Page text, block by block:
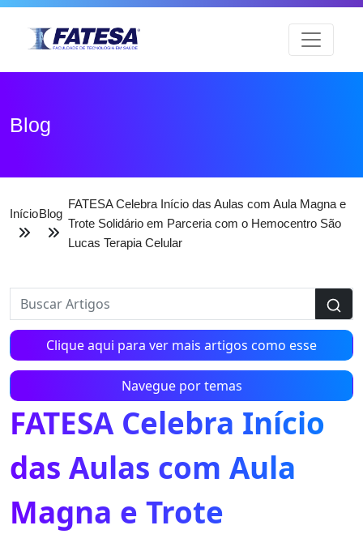
Blog
InícioBlog
FATESA Celebra Início das Aulas com Aula Magna e
Trote Solidário em Parceria com o Hemocentro São
Lucas Terapia Celular
Clique aqui para ver mais artigos como esse
Navegue por temas
FATESA Celebra Início
das Aulas com Aula
Magna e Trote